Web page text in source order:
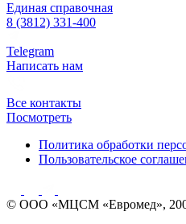
Единая справочная
8 (3812) 331-400
Telegram
Написать нам
Все контакты
Посмотреть
Политика обработки
Пользовательское
© ООО «МЦСМ «Евромед»,